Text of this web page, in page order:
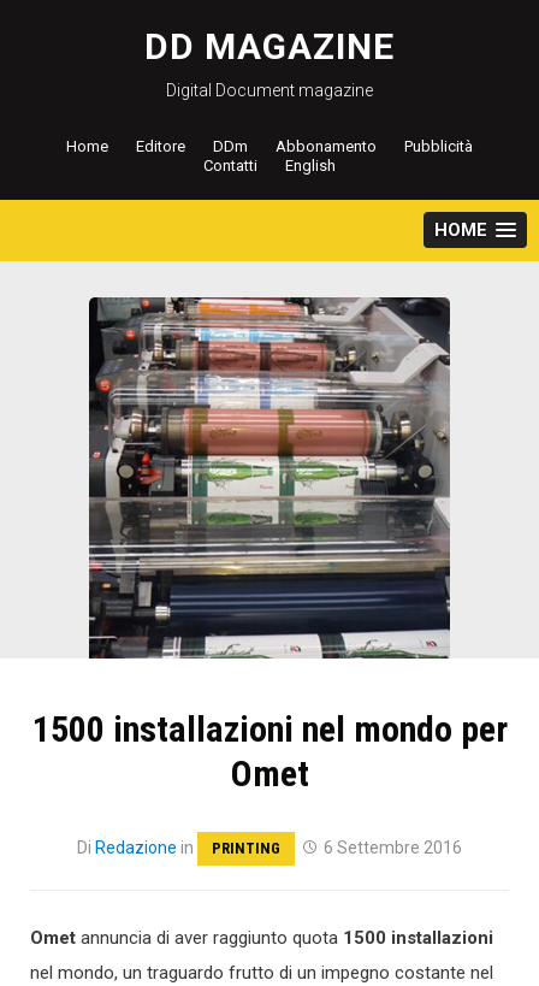
contenuto
DD MAGAZINE
Digital Document magazine
Home Editore DDm Abbonamento
Pubblicità
Contatti
English
HOME
1500 installazioni nel mondo per
Omet
Di Redazione in PRINTING 6 Settembre 2016
Omet annuncia di aver raggiunto quota 1500 installazioni
nel mondo, un traguardo frutto di un impegno costante nel